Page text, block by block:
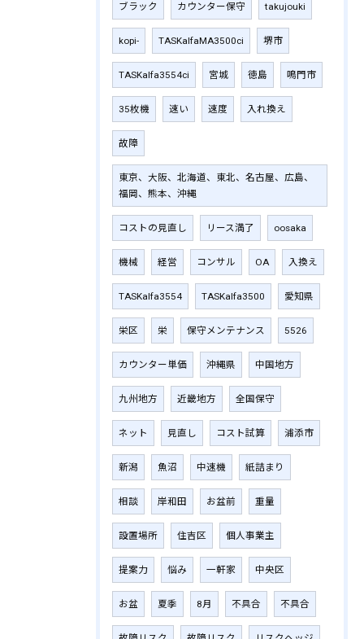
ブラック カウンター保守 takujouki
kopi- TASKalfaMA3500ci 堺市
TASKalfa3554ci 宮城 徳島 鳴門市
35枚機 速い 速度 入れ換え
故障
東京、大阪、北海道、東北、名古屋、広島、
福岡、熊本、沖縄
コストの見直し リース満了 oosaka
機械 経営 コンサル OA 入換え
TASKalfa3554 TASKalfa3500 愛知県
栄区 栄 保守メンテナンス 5526
カウンター単価 沖縄県 中国地方
九州地方 近畿地方 全国保守
ネット 見直し コスト試算 浦添市
新潟 魚沼 中速機 紙詰まり
相談 岸和田 お盆前 重量
設置場所 住吉区 個人事業主
提案力 悩み 一軒家 中央区
お盆 夏季 8月 不具合 不具合